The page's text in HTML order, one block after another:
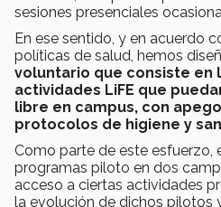
sesiones presenciales
En ese sentido, y en acuerdo
políticas de salud, hemos
voluntario que consiste en
actividades LiFE que
libre en campus, con
protocolos de higiene y
Como parte de este esfuerzo,
programas piloto en dos
acceso a ciertas actividades
la evolución de dichos pilotos